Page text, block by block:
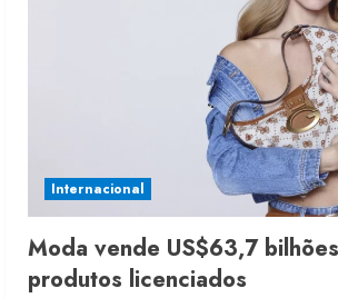
Internacional
Moda vende US$63,7
produtos licenciados